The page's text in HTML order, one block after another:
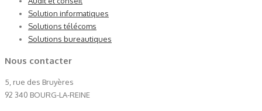
Solution informatiques
Solutions télécoms
Solutions bureautiques
Nous contacter
5, rue des Bruyères
92 340 BOURG-LA-REINE